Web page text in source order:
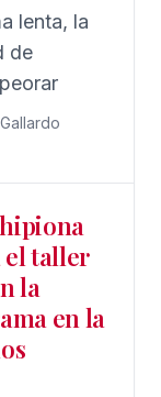
lenta, la
de
el taller
la
en la